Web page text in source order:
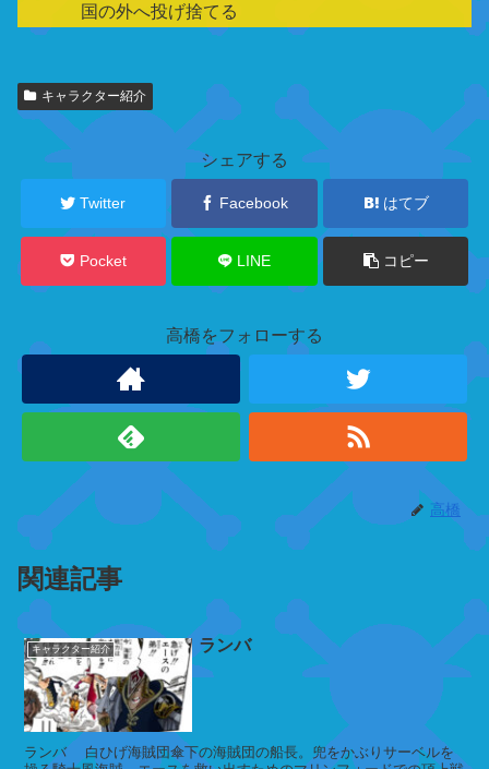
国の外へ投げ捨てる
関
連
キ
ー
新
魚
海
ホ
ー
デ
ィ
・
ジ
ョ
ー
ン
キャラクター紹介
シェアする
Twitter Facebook はてブ
Pocket LINE コピー
高橋をフォローする
高橋
関連記事
キャラクター紹介 ランバ
ランバ 白ひげ海賊団傘下の海賊団の船長。兜をかぶりサーベルを